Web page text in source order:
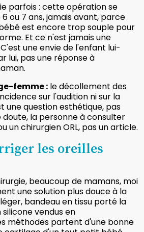
parfois : cette opération se
ou 7 ans, jamais avant, parce
est encore trop souple pour
Et ce n'est jamais une
une envie de l'enfant lui-
lui, pas une réponse à
femme : le décollement des
sur l'audition ni sur la
une question esthétique, pas
doute, la personne à consulter
un chirurgien ORL, pas un article.
les oreilles
beaucoup de mamans, moi
une solution plus douce à la
bandeau en tissu porté la
vendus en
méthodes partent d'une bonne